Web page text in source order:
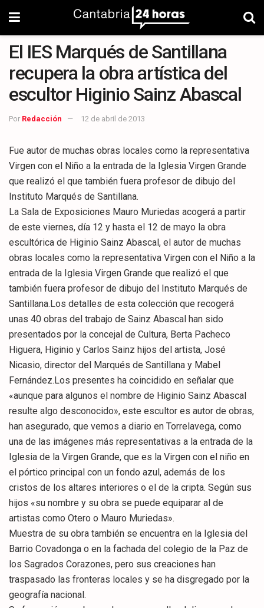
El IES Marqués de Santillana
recupera la obra artística del
escultor Higinio Sainz Abascal
Por Redacción 12 de abril de 2013
Fue autor de muchas obras locales como la representativa
Virgen con el Niño a la entrada de la Iglesia Virgen Grande
que realizó el que también fuera profesor de dibujo del
Instituto Marqués de Santillana.
La Sala de Exposiciones Mauro Muriedas acogerá a partir
de este viernes, día 12 y hasta el 12 de mayo la obra
escultórica de Higinio Sainz Abascal, el autor de muchas
obras locales como la representativa Virgen con el Niño a la
entrada de la Iglesia Virgen Grande que realizó el que
también fuera profesor de dibujo del Instituto Marqués de
Santillana.Los detalles de esta colección que recogerá
unas 40 obras del trabajo de Sainz Abascal han sido
presentados por la concejal de Cultura, Berta Pacheco
Higuera, Higinio y Carlos Sainz hijos del artista, José
Nicasio, director del Marqués de Santillana y Mabel
Fernández.Los presentes ha coincidido en señalar que
«aunque para algunos el nombre de Higinio Sainz Abascal
resulte algo desconocido», este escultor es autor de obras,
han asegurado, que vemos a diario en Torrelavega, como
una de las imágenes más representativas a la entrada de la
Iglesia de la Virgen Grande, que es la Virgen con el niño en
el pórtico principal con un fondo azul, además de los
cristos de los altares interiores o el de la cripta. Según sus
hijos «su nombre y su obra se puede equiparar al de
artistas como Otero o Mauro Muriedas».
Muestra de su obra también se encuentra en la Iglesia del
Barrio Covadonga o en la fachada del colegio de la Paz de
los Sagrados Corazones, pero sus creaciones han
traspasado las fronteras locales y se ha disgregado por la
geografía nacional.